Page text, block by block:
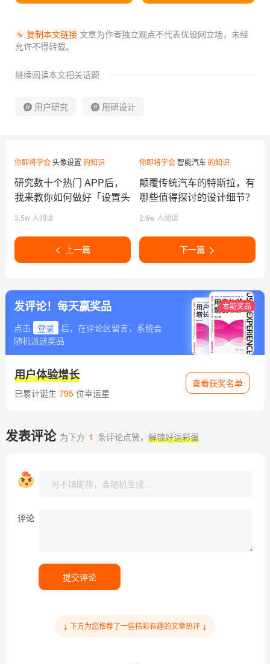
复制本文链接文章为作者独立观点不代表优设网立场， 未经
允许不得转载。
继续阅读本文相关话题
用户研究 用研设计
你即将学会头像设置 的知识
研究数十个热门 APP后，
我来教你如何做好「设置头
像」功能
3.5w 人阅读
上一篇
你即将学会智能汽车 的知识
颠覆传统汽车的特斯拉，有
哪些值得探讨的设计细节？
2.6w 人阅读
下一篇
发评论！每天赢奖品
点击 登录
后，在评论区留言，系统会
随机派送奖品
本期奖品
用户体验增长
已累计诞生 795位幸运星
查看获奖名单
发表评论 为下方 1 条评论点赞，解锁好运彩蛋
评论
提交评论
↓ 下方为您推荐了一些精彩有趣的文章热评 ↓